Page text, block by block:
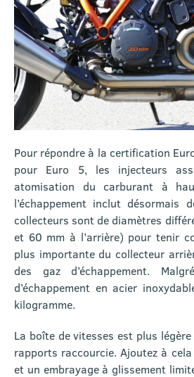
Pour répondre à la certification
pour Euro 5, les injecteurs
atomisation du carburant à
l’échappement inclut désormais
collecteurs sont de diamètres
et 60 mm à l’arrière) pour tenir
plus importante du collecteur
des gaz d’échappement.
d’échappement en acier
kilogramme.
La boîte de vitesses est plus
rapports raccourcie. Ajoutez à
et un embrayage à glissement